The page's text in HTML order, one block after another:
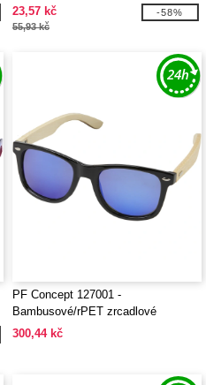
23,57 kč
55,93 kč
-58%
PF Concept 127001 -
Bambusové/rPET zrcadlové
polarizované sluneční brýle v
300,44 kč